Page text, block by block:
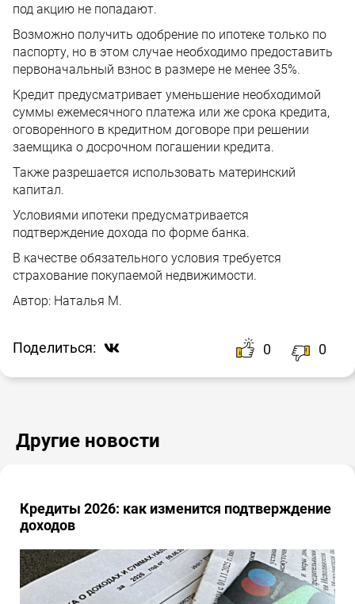
под акцию не попадают.
Возможно получить одобрение по ипотеке только по
паспорту, но в этом случае необходимо предоставить
первоначальный взнос в размере не менее 35%.
Кредит предусматривает уменьшение необходимой
суммы ежемесячного платежа или же срока кредита,
оговоренного в кредитном договоре при решении
заемщика о досрочном погашении кредита.
Также разрешается использовать материнский
капитал.
Условиями ипотеки предусматривается
подтверждение дохода по форме банка.
В качестве обязательного условия требуется
страхование покупаемой недвижимости.
Автор: Наталья М.
Поделиться: 0 0
Другие новости
Кредиты 2026: как изменится подтверждение
доходов